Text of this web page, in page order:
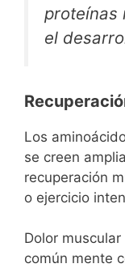
proteínas
el
Los
se creen
recuperación
o ejercicio
Dolor
común mente